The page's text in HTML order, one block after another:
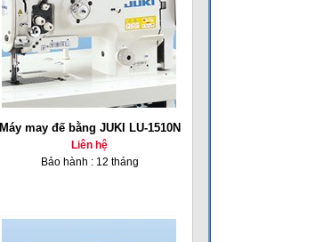
Máy may đế bằng JUKI LU-1510N
Liên hệ
Bảo hành : 12 tháng